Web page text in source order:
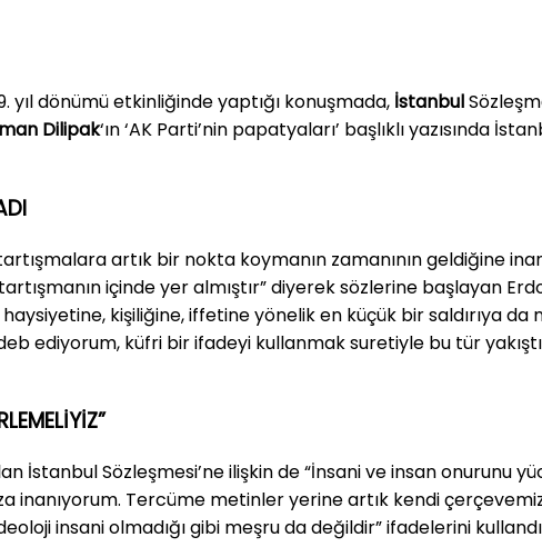
yıl dönümü etkinliğinde yaptığı konuşmada, İstanbul
Dilipak‘ın ‘AK Parti’nin papatyaları’ başlıklı yazısında
artık bir nokta koymanın zamanının geldiğine
içinde yer almıştır” diyerek sözlerine başlayan
kişiliğine, iffetine yönelik en küçük bir saldırıya da
ediyorum, küfri bir ifadeyi kullanmak suretiyle bu tür
İstanbul Sözleşmesi’ne ilişkin de “İnsani ve insan
inanıyorum. Tercüme metinler yerine artık kendi
insani olmadığı gibi meşru da değildir” ifadelerini